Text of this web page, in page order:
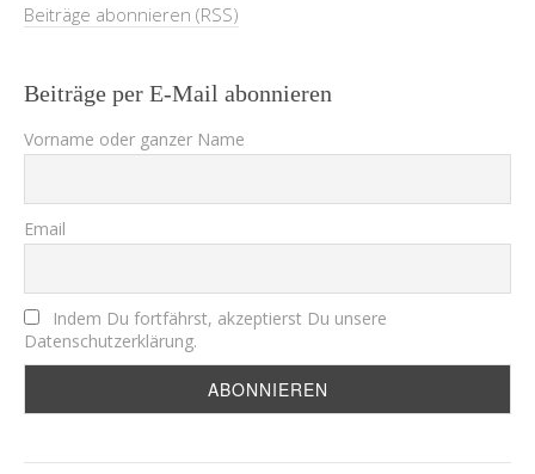
Beiträge abonnieren (RSS)
Beiträge per E-Mail abonnieren
Vorname oder ganzer Name
Email
Indem Du fortfährst, akzeptierst Du unsere
Datenschutzerklärung.